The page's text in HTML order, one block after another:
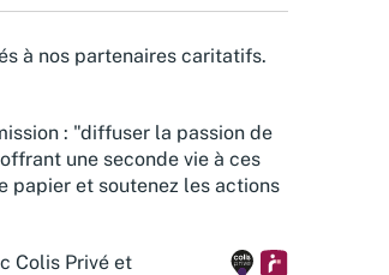
à nos partenaires caritatifs.
: "diffuser la passion de
une seconde vie à ces
papier et soutenez les actions
Colis Privé et